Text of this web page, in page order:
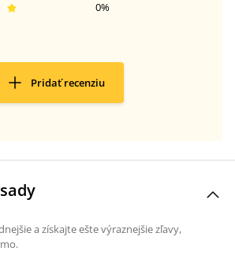
0%
Pridať recenziu
a získajte ešte výraznejšie zľavy,